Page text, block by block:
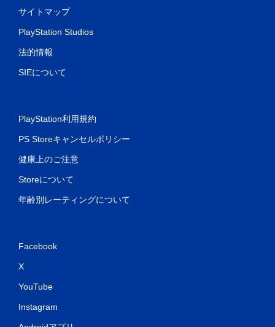
サイトマップ
PlayStation Studios
法的情報
SIEについて
PlayStation利用規約
PS Storeキャンセルポリシー
健康上のご注意
Storeについて
年齢別レーティングについて
Facebook
X
YouTube
Instagram